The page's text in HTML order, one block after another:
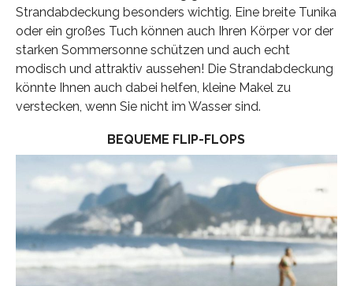
Strandabdeckung besonders wichtig. Eine breite Tunika
oder ein großes Tuch können auch Ihren Körper vor der
starken Sommersonne schützen und auch echt
modisch und attraktiv aussehen! Die Strandabdeckung
könnte Ihnen auch dabei helfen, kleine Makel zu
verstecken, wenn Sie nicht im Wasser sind.
BEQUEME FLIP-FLOPS